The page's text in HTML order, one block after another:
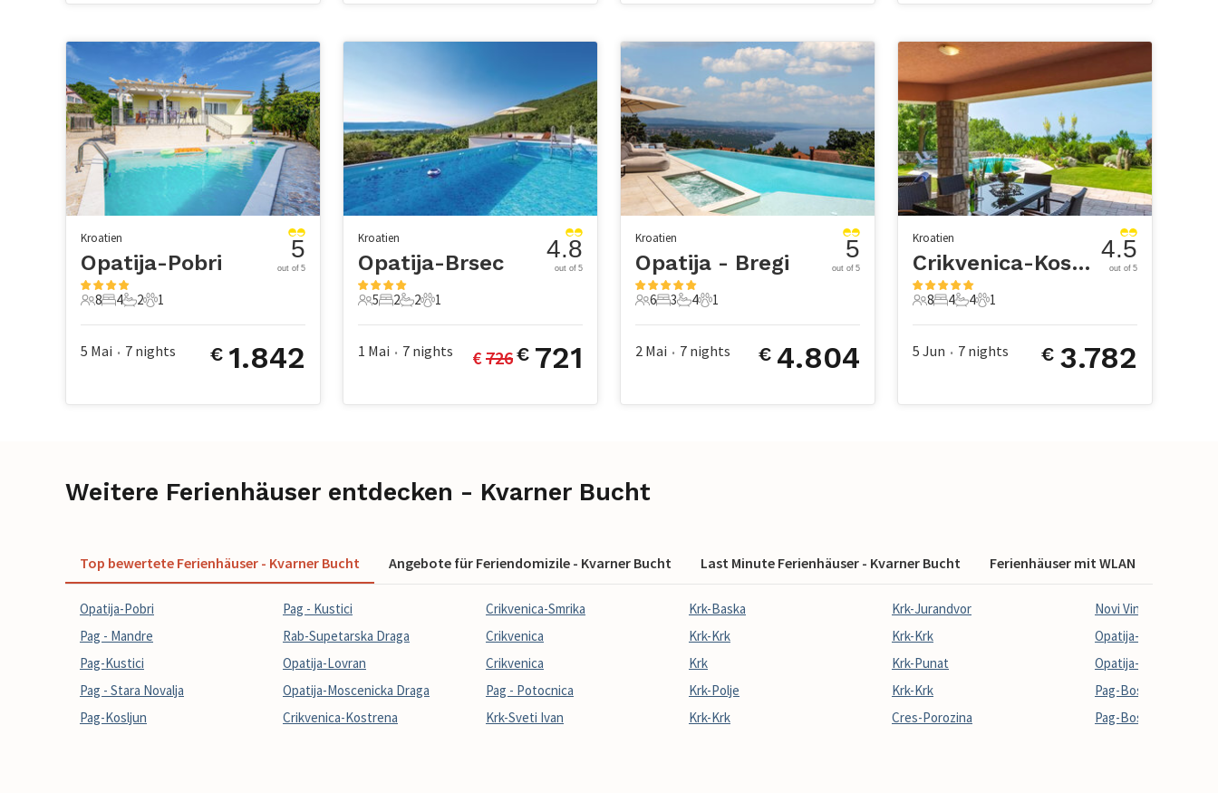
Kroatien
Opatija-Pobri
8 Gäste
8
4 Schlafzimmer
4
2 Badezimmer
2
1 Haustier
1
5
out of 5
5 Mai • 7 nights € 1.842
Kroatien
Opatija-Brsec
5 Gäste
5
2 Schlafzimmer
2
2 Badezimmer
2
1 Haustier
1
4.8
out of 5
1 Mai • 7 nights € 726€ 721
Kroatien
Opatija - Bregi
6 Gäste
6
3 Schlafzimmer
3
4 Badezimmer
4
1 Haustier
1
5
out of 5
2 Mai • 7 nights € 4.804
Kroatien
Crikvenica-Kostrena
8 Gäste
8
4 Schlafzimmer
4
4 Badezimmer
4
1 Haustier
1
4.5
out of 5
5 Jun • 7 nights € 3.782
Weitere Ferienhäuser entdecken - Kvarner Bucht
Top bewertete Ferienhäuser - Kvarner Bucht Angebote für Feriendomizile - Kvarner Bucht Last Minute Ferienhäuser - Kvarner Bucht Ferienhäuser mit WLAN
Opatija-Pobri
Pag - Mandre
Pag-Kustici
Pag - Stara Novalja
Pag-Kosljun
Pag - Kustici
Rab-Supetarska Draga
Opatija-Lovran
Opatija-Moscenicka Draga
Crikvenica-Kostrena
Crikvenica-Smrika
Crikvenica
Crikvenica
Pag - Potocnica
Krk-Sveti Ivan
Krk-Baska
Krk-Krk
Krk
Krk-Polje
Krk-Krk
Krk-Jurandvor
Krk-Krk
Krk-Punat
Krk-Krk
Cres-Porozina
Novi Vinodolski-
Opatija-Moscenicka
Opatija-Pobri
Pag-Bosana
Pag-Bosana